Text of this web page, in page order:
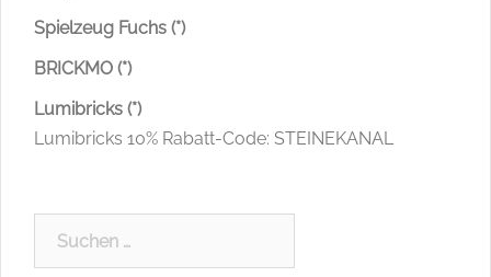
Spielzeug Fuchs (*)
BRICKMO (*)
Lumibricks (*)
Lumibricks 10% Rabatt-Code: STEINEKANAL